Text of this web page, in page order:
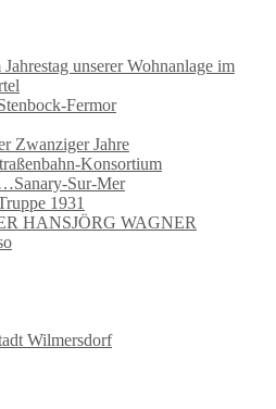
unserer Wohnanlage im
Fermor
Zwanziger Jahre
Konsortium
Sur-Mer
1931
HANSJÖRG WAGNER
Wilmersdorf